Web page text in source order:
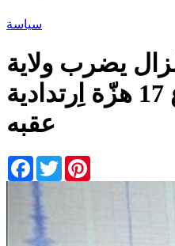
سياسة
يضرب ولاية
"ألازيغ" ..ووقوع 17 هزّة اِرتدادية
عقبه
Facebook
Twitter